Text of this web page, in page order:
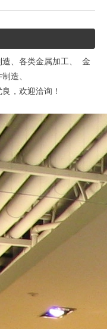
、各类金属加工、
金
造、
，欢迎洽询！